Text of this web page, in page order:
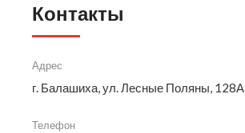
Контакты
Адрес
г. Балашиха, ул. Лесные Поляны, 128А
Телефон